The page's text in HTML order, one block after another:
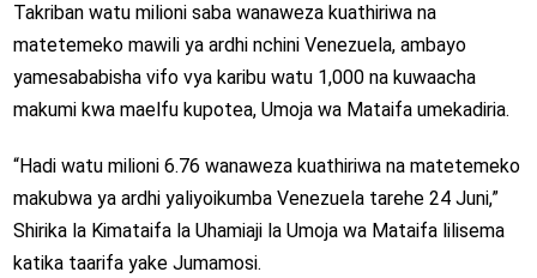
Takriban watu milioni saba wanaweza kuathiriwa na
matetemeko mawili ya ardhi nchini Venezuela, ambayo
yamesababisha vifo vya karibu watu 1,000 na kuwaacha
makumi kwa maelfu kupotea, Umoja wa Mataifa umekadiria.
“Hadi watu milioni 6.76 wanaweza kuathiriwa na matetemeko
makubwa ya ardhi yaliyoikumba Venezuela tarehe 24 Juni,”
Shirika la Kimataifa la Uhamiaji la Umoja wa Mataifa lilisema
katika taarifa yake Jumamosi.